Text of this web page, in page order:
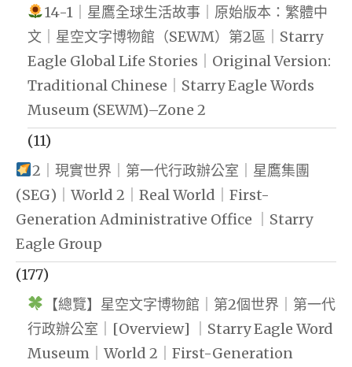
14-1｜星鷹全球生活故事｜原始版本：繁體中
文｜星空文字博物館（SEWM）第2區｜Starry
Eagle Global Life Stories｜Original Version:
Traditional Chinese｜Starry Eagle Words
Museum (SEWM)–Zone 2
(11)
2｜現實世界｜第一代行政辦公室｜星鷹集團
(SEG)｜World 2｜Real World｜First-
Generation Administrative Office ｜Starry
Eagle Group
(177)
【總覽】星空文字博物館｜第2個世界｜第一代
行政辦公室｜[Overview] ｜Starry Eagle Word
Museum｜World 2｜First-Generation